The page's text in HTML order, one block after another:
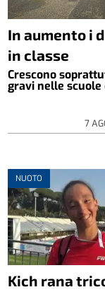
In aumento i
in classe
Crescono
gravi nelle scuole
7
NUOTO
Kich rana